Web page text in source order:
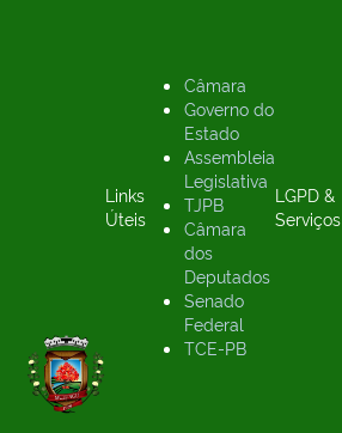
Links
Úteis
Câmara
Governo do
Estado
Assembleia
Legislativa
TJPB
Câmara
dos
Deputados
Senado
Federal
TCE-PB
LGPD &
Serviços